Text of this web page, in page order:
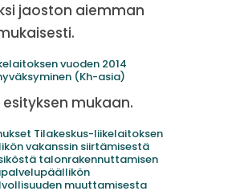
jaoston aiemman
vuoden 2014
(Kh-asia)
mukaan.
Tilakeskus-liikelaitoksen
vakanssin siirtämisestä
talonrakennuttamisen
muuttamisesta